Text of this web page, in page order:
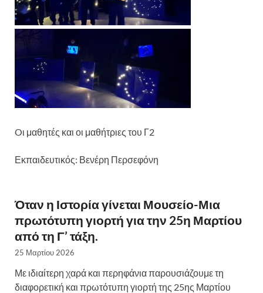
Oι μαθητές και οι μαθήτριες του Γ2
Εκπαιδευτικός: Βενέρη Περσεφόνη
Όταν η Ιστορία γίνεται Μουσείο-Μια
πρωτότυπη γιορτή για την 25η Μαρτίου
από τη Γ’ τάξη.
25 Μαρτίου 2026
Με ιδιαίτερη χαρά και περηφάνια παρουσιάζουμε τη
διαφορετική και πρωτότυπη γιορτή της 25ης Μαρτίου